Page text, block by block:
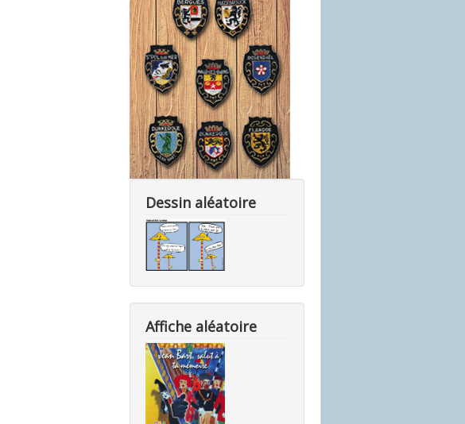
Dessin aléatoire
Affiche aléatoire